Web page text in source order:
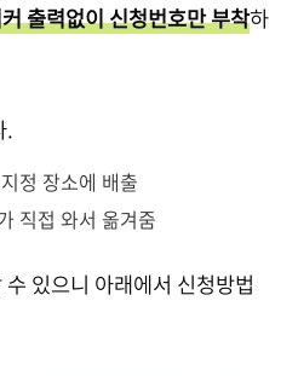
출력없이 신청번호만 부착하
.
정 장소에 배출
직접 와서 옮겨줌
있으니 아래에서 신청방법